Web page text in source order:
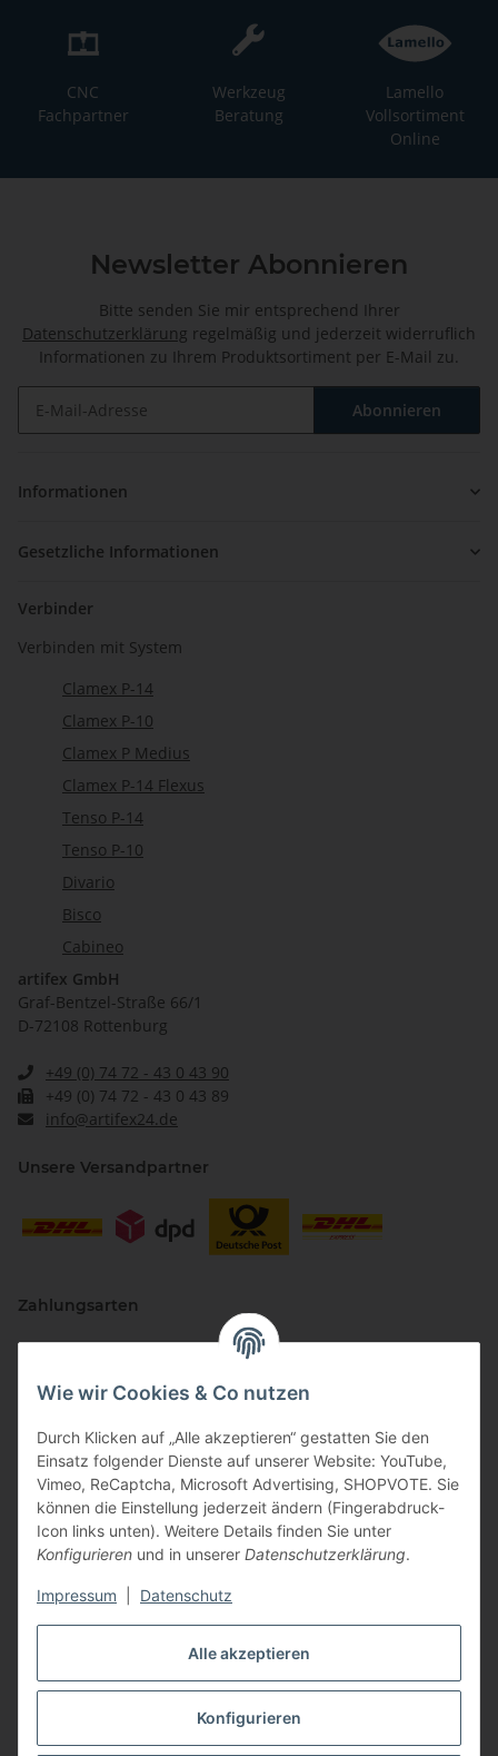
Alle akzeptieren
Konfigurieren
Wie wir Cookies & Co nutzen
Durch Klicken auf „Alle akzeptieren“ gestatten Sie den
Einsatz folgender Dienste auf unserer Website: YouTube,
Vimeo, ReCaptcha, Microsoft Advertising, SHOPVOTE. Sie
können die Einstellung jederzeit ändern (Fingerabdruck-
Icon links unten). Weitere Details finden Sie unter
Konfigurieren und in unserer Datenschutzerklärung.
Impressum Datenschutz
CNC
Fachpartner
Werkzeug
Beratung
Lamello
Vollsortiment
Online
Newsletter Abonnieren
Bitte senden Sie mir entsprechend Ihrer
Datenschutzerklärung regelmäßig und jederzeit widerruflich
Informationen zu Ihrem Produktsortiment per E-Mail zu.
Abonnieren
Informationen
Gesetzliche Informationen
Verbinder
Verbinden mit System
Clamex P-14
Clamex P-10
Clamex P Medius
Clamex P-14 Flexus
Tenso P-14
Tenso P-10
Divario
Bisco
Cabineo
artifex GmbH
Graf-Bentzel-Straße 66/1
D-72108 Rottenburg
+49 (0) 74 72 - 43 0 43 90
+49 (0) 74 72 - 43 0 43 89
info@artifex24.de
Unsere Versandpartner
Zahlungsarten
Vertriebspartner